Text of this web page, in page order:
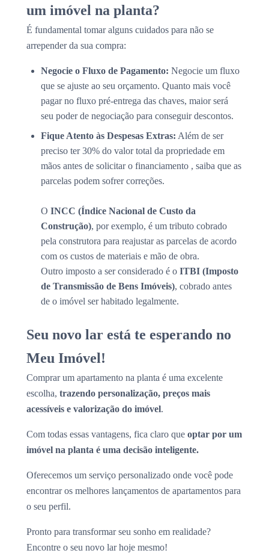
um imóvel na planta?
É fundamental tomar alguns cuidados para não se
arrepender da sua compra:
Negocie o Fluxo de Pagamento: Negocie um fluxo
que se ajuste ao seu orçamento. Quanto mais você
pagar no fluxo pré-entrega das chaves, maior será
seu poder de negociação para conseguir descontos.
Fique Atento às Despesas Extras: Além de ser
preciso ter 30% do valor total da propriedade em
mãos antes de solicitar o financiamento , saiba que as
parcelas podem sofrer correções.
O INCC (Índice Nacional de Custo da
Construção), por exemplo, é um tributo cobrado
pela construtora para reajustar as parcelas de acordo
com os custos de materiais e mão de obra.
Outro imposto a ser considerado é o ITBI (Imposto
de Transmissão de Bens Imóveis), cobrado antes
de o imóvel ser habitado legalmente.
Seu novo lar está te esperando no
Meu Imóvel!
Comprar um apartamento na planta é uma excelente
escolha, trazendo personalização, preços mais
acessíveis e valorização do imóvel.
Com todas essas vantagens, fica claro que optar por um
imóvel na planta é uma decisão inteligente.
Oferecemos um serviço personalizado onde você pode
encontrar os melhores lançamentos de apartamentos para
o seu perfil.
Pronto para transformar seu sonho em realidade?
Encontre o seu novo lar hoje mesmo!